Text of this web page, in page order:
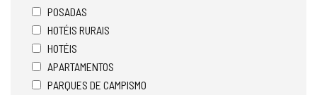
POSADAS
HOTÉIS RURAIS
HOTÉIS
APARTAMENTOS
PARQUES DE CAMPISMO